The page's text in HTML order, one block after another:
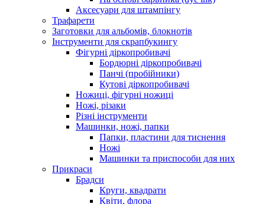
Аксесуари для штампінгу
Трафарети
Заготовки для альбомів, блокнотів
Інструменти для скрапбукингу
Фігурні діркопробивачі
Бордюрні діркопробивачі
Панчі (пробійники)
Кутові діркопробивачі
Ножиці, фігурні ножиці
Ножі, різаки
Різні інструменти
Машинки, ножі, папки
Папки, пластини для тиснення
Ножі
Машинки та приспособи для них
Прикраси
Брадси
Круги, квадрати
Квіти, флора